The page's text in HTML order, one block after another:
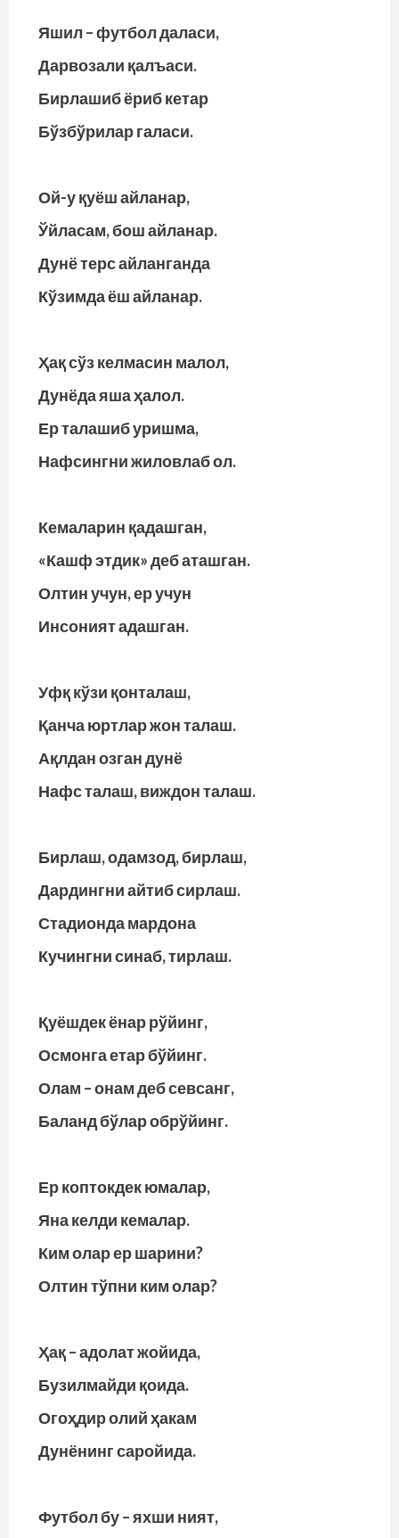
Яшил – футбол даласи,
Дарвозали қалъаси.
Бирлашиб ёриб кетар
Бўзбўрилар галаси.
Ой-у қуёш айланар,
Ўйласам, бош айланар.
Дунё терс айланганда
Кўзимда ёш айланар.
Ҳақ сўз келмасин малол,
Дунёда яша ҳалол.
Ер талашиб уришма,
Нафсингни жиловлаб ол.
Кемаларин қадашган,
«Кашф этдик» деб аташган.
Олтин учун, ер учун
Инсоният адашган.
Уфқ кўзи қонталаш,
Қанча юртлар жон талаш.
Ақлдан озган дунё
Нафс талаш, виждон талаш.
Бирлаш, одамзод, бирлаш,
Дардингни айтиб сирлаш.
Стадионда мардона
Кучингни синаб, тирлаш.
Қуёшдек ёнар рўйинг,
Осмонга етар бўйинг.
Олам – онам деб севсанг,
Баланд бўлар обрўйинг.
Ер коптокдек юмалар,
Яна келди кемалар.
Ким олар ер шарини?
Олтин тўпни ким олар?
Ҳақ – адолат жойида,
Бузилмайди қоида.
Огоҳдир олий ҳакам
Дунёнинг саройида.
Футбол бу – яхши ният,